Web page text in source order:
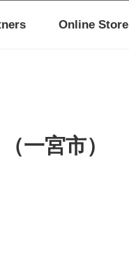
Online Store
一宮市）